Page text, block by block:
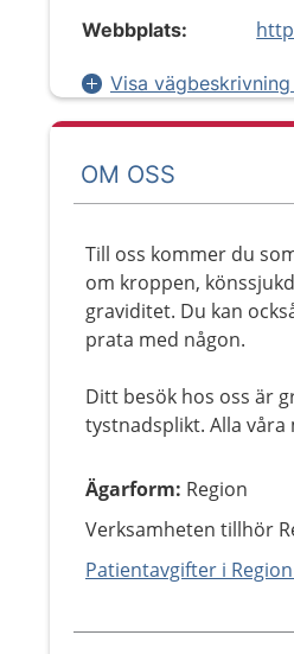
Webbplats:
Visa
OM OSS
Till oss kommer du
om kroppen,
graviditet. Du kan
prata med någon.
Ditt besök hos oss är
tystnadsplikt. Alla våra
Ägarform: Region
Verksamheten tillhör
Patientavgifter i